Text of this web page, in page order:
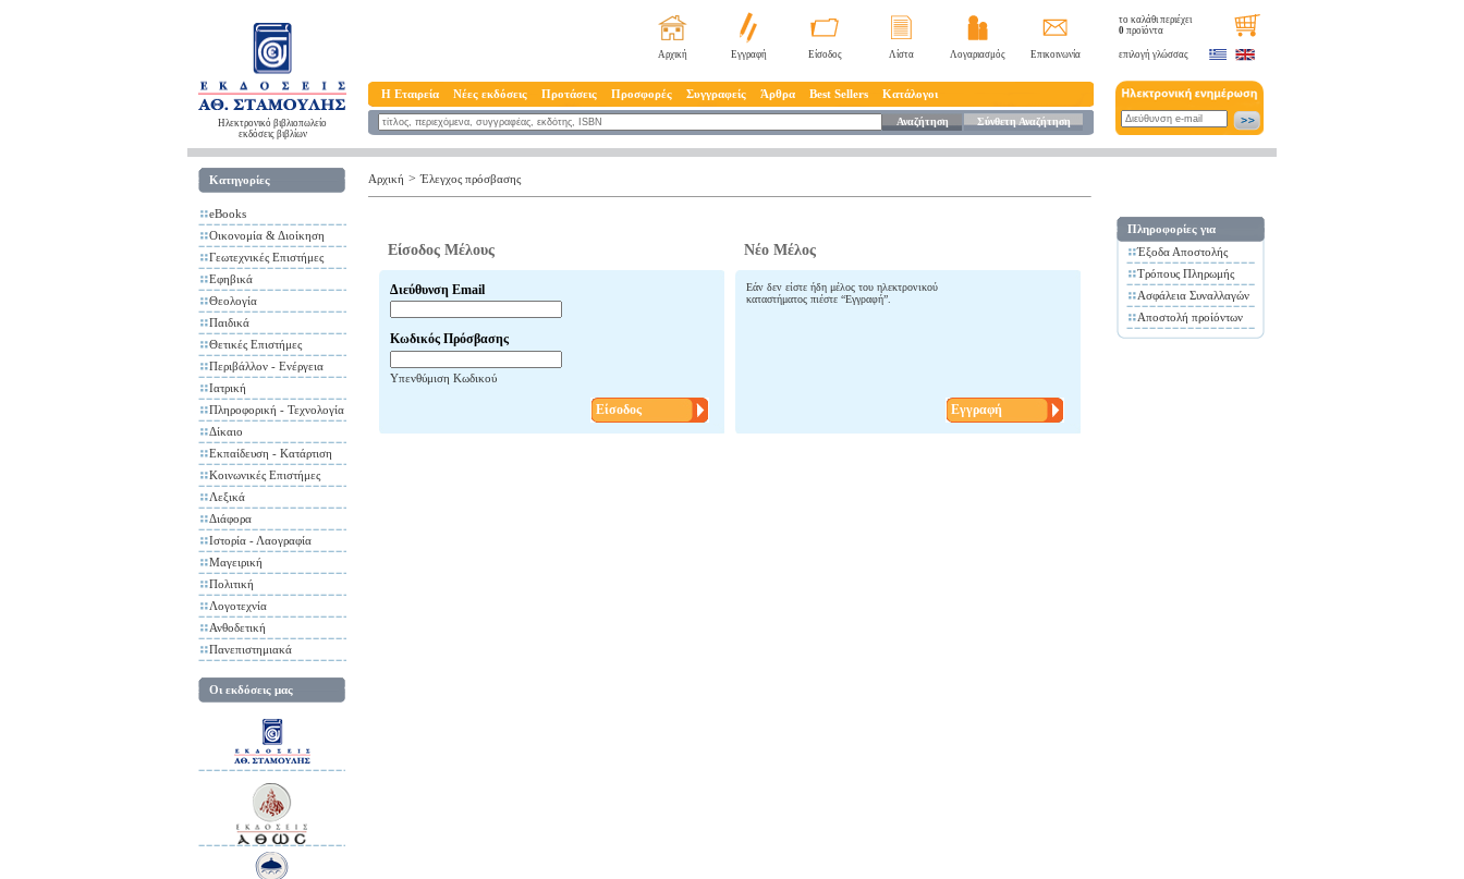
Ηλεκτρονικό βιβλιοπωλείο
εκδόσεις βιβλίων
Αρχική Εγγραφή Είσοδος Λίστα Λογαριασμός Επικοινωνία
Η Εταιρεία Νέες εκδόσεις Προτάσεις Προσφορές Συγγραφείς Άρθρα Best Sellers Κατάλογοι
Αναζήτηση Σύνθετη Αναζήτηση
το καλάθι περιέχει
0 προϊόντα
επιλογή γλώσσας
Κατηγορίες
eBooks
Οικονομία & Διοίκηση
Γεωτεχνικές Επιστήμες
Εφηβικά
Θεολογία
Παιδικά
Θετικές Επιστήμες
Περιβάλλον - Ενέργεια
Ιατρική
Πληροφορική - Τεχνολογία
Δίκαιο
Εκπαίδευση - Κατάρτιση
Κοινωνικές Επιστήμες
Λεξικά
Διάφορα
Ιστορία - Λαογραφία
Μαγειρική
Πολιτική
Λογοτεχνία
Ανθοδετική
Πανεπιστημιακά
Οι εκδόσεις μας
Αρχική > Έλεγχος πρόσβασης
Είσοδος Μέλους Νέο Μέλος
Διεύθυνση Email
Κωδικός Πρόσβασης
Υπενθύμιση Κωδικού
Είσοδος
Εάν δεν είστε ήδη μέλος του ηλεκτρονικού
καταστήματος πιέστε “Εγγραφή”.
Εγγραφή
Πληροφορίες για
Έξοδα Αποστολής
Τρόπους Πληρωμής
Ασφάλεια Συναλλαγών
Αποστολή προίόντων